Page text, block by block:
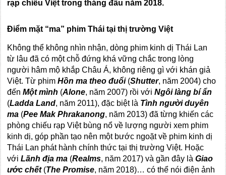
rạp chiếu Việt trong tháng đầu năm 2018.
Điểm mặt “ma” phim Thái tại thị trường Việt
Không thể không nhìn nhận, dòng phim kinh dị Thái Lan
từ lâu đã có một chỗ đứng khá vững chắc trong lòng
người hâm mộ khắp Châu Á, không riêng gì với khán giả
Việt. Từ phimHồn ma theo đuổi(Shutter, năm 2004) cho
đếnMột mình (Alone, năm 2007) rồi vớiNgôi làng bí ẩn
(Ladda Land, năm 2011), đặc biệt là Tình người duyên
ma (Pee Mak Phrakanong, năm 2013) đã từng khiến các
phòng chiếu rạp Việt bùng nổ về lượng người xem phim
kinh dị, góp phần tạo nên một bước ngoặt về phim kinh dị
Thái Lan phát hành chính thức tại thị trường Việt. Hoặc
vớiLãnh địa ma (Realms, năm 2017) và gần đây làGiao
ước chết(The Promise, năm 2018)… có thể nói điện ảnh